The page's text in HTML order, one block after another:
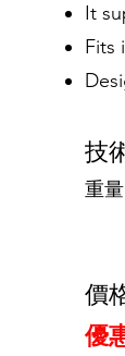
It
Fits
技
重
價
優